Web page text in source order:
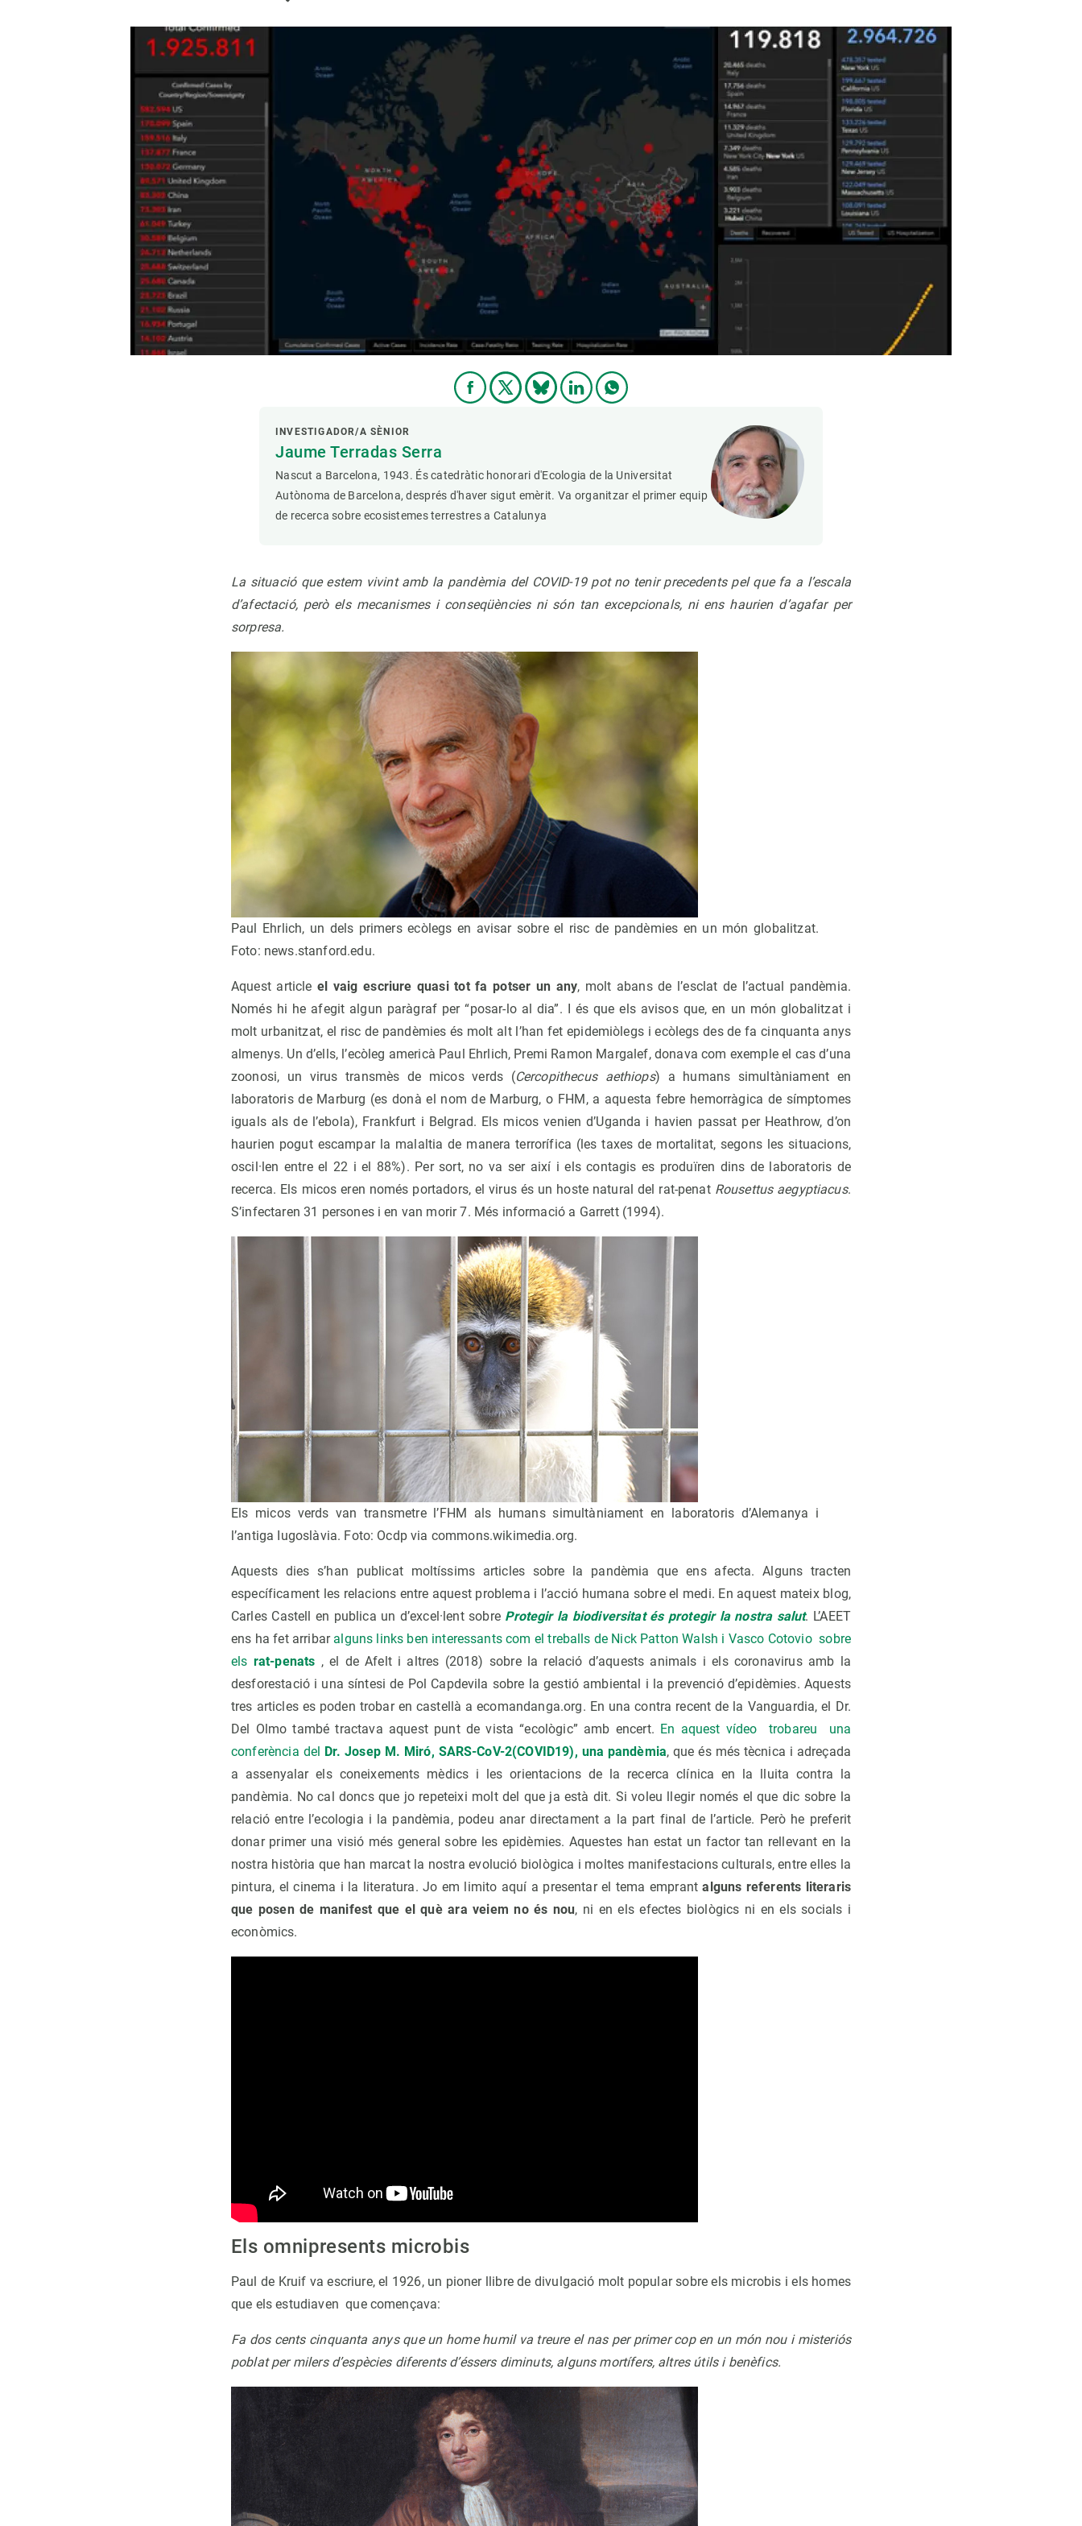
INVESTIGADOR/A SÈNIOR
Jaume Terradas Serra
Nascut a Barcelona, 1943. És catedràtic honorari d'Ecologia de la Universitat
Autònoma de Barcelona, després d'haver sigut emèrit. Va organitzar el primer equip
de recerca sobre ecosistemes terrestres a Catalunya
La situació que estem vivint amb la pandèmia del COVID-19 pot no tenir precedents pel que fa a l’escala
d’afectació, però els mecanismes i conseqüències ni són tan excepcionals, ni ens haurien d’agafar per
sorpresa.
Paul Ehrlich, un dels primers ecòlegs en avisar sobre el risc de pandèmies en un món globalitzat.
Foto: news.stanford.edu.
Aquest articleel vaig escriure quasi tot fa potser un any, molt abans de l’esclat de l’actual pandèmia.
Només hi he afegit algun paràgraf per “posar-lo al dia”. I és que els avisos que, en un món globalitzat i
molt urbanitzat, el risc de pandèmies és molt alt l’han fet epidemiòlegs i ecòlegs des de fa cinquanta anys
almenys. Un d’ells, l’ecòleg americà Paul Ehrlich, Premi Ramon Margalef, donava com exemple el cas d’una
zoonosi, un virus transmès de micos verds (Cercopithecus aethiops) a humans simultàniament en
laboratoris de Marburg (es donà el nom de Marburg, o FHM, a aquesta febre hemorràgica de símptomes
iguals als de l’ebola), Frankfurt i Belgrad. Els micos venien d’Uganda i havien passat per Heathrow, d’on
haurien pogut escampar la malaltia de manera terrorífica (les taxes de mortalitat, segons les situacions,
oscil·len entre el 22 i el 88%). Per sort, no va ser així i els contagis es produïren dins de laboratoris de
recerca. Els micos eren només portadors, el virus és un hoste natural del rat-penat Rousettus aegyptiacus.
S’infectaren 31 persones i en van morir 7. Més informació a Garrett (1994).
Els micos verds van transmetre l’FHM als humans simultàniament en laboratoris d’Alemanya i
l’antiga Iugoslàvia. Foto: Ocdp via commons.wikimedia.org.
Aquests dies s’han publicat moltíssims articles sobre la pandèmia que ens afecta. Alguns tracten
específicament les relacions entre aquest problema i l’acció humana sobre el medi. En aquest mateix blog,
Carles Castell en publica un d’excel·lent sobre Protegir la biodiversitat és protegir la nostra salut. L’AEET
ens ha fet arribar alguns links ben interessants com el treballs de Nick Patton Walsh i Vasco Cotovio sobre
els rat-penats , el de Afelt i altres (2018) sobre la relació d’aquests animals i els coronavirus amb la
desforestació i una síntesi de Pol Capdevila sobre la gestió ambiental i la prevenció d’epidèmies. Aquests
tres articles es poden trobar en castellà a ecomandanga.org. En una contra recent de la Vanguardia, el Dr.
Del Olmo també tractava aquest punt de vista “ecològic” amb encert. En aquest vídeo trobareu una
conferència del Dr. Josep M. Miró, SARS-CoV-2(COVID19), una pandèmia, que és més tècnica i adreçada
a assenyalar els coneixements mèdics i les orientacions de la recerca clínica en la lluita contra la
pandèmia. No cal doncs que jo repeteixi molt del que ja està dit. Si voleu llegir només el que dic sobre la
relació entre l’ecologia i la pandèmia, podeu anar directament a la part final de l’article. Però he preferit
donar primer una visió més general sobre les epidèmies. Aquestes han estat un factor tan rellevant en la
nostra història que han marcat la nostra evolució biològica i moltes manifestacions culturals, entre elles la
pintura, el cinema i la literatura. Jo em limito aquí a presentar el tema emprantalguns referents literaris
que posen de manifest que el què ara veiem no és nou, ni en els efectes biològics ni en els socials i
econòmics.
Els omnipresents microbis
Paul de Kruif va escriure, el 1926, un pioner llibre de divulgació molt popular sobre els microbis i els homes
que els estudiaven que començava:
Fa dos cents cinquanta anys que un home humil va treure el nas per primer cop en un món nou i misteriós
poblat per milers d’espècies diferents d’éssers diminuts, alguns mortífers, altres útils i benèfics.
Infraestructures
Equitat, Diversitat i Inclusió (EDI)
Oficina de premsa
Ciència oberta i gestió del coneixement
Observació de la terra
Temes transversals
Synthesis Actions
Vine de visitant o sabàtic
Un lloc on créixer
Desenvolupament de carrera
Seminaris i activitats internes
T’oferim formació
Canvi global
Funcionament dels ecosistemes
Observació de la terra